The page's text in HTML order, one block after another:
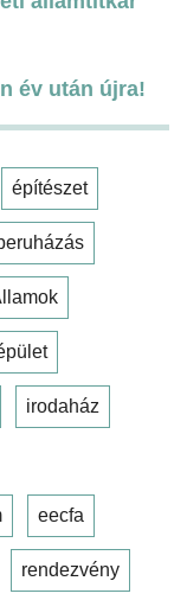
év után újra!
építészet
irodaház
eecfa
rendezvény